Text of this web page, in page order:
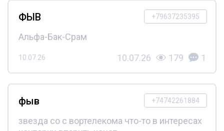
+79637235395
ФЫВ
Альфа-Бак-Срам
10.07.26 10.07.26 179 1
+74742261884
фыв
звезда со с вортелекома что-то в интересах